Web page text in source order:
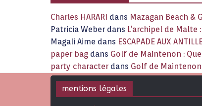
Charles HARARI dans Mazagan Beach &
Patricia Weber dans L’archipel de
Magali Aime dans ESCAPADE AUX
paper bag dans Golf de Maintenon : Que
party character dans Golf de Maintenon
mentions légales